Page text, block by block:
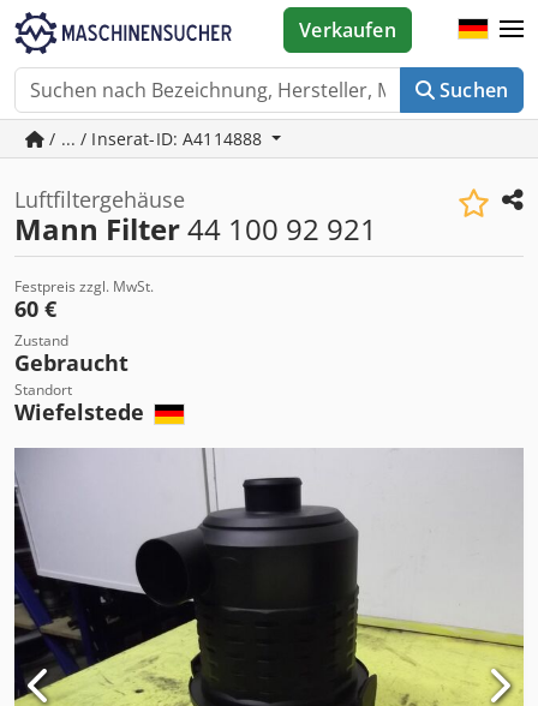
Suchen
Verkaufen
/ ... / Inserat-ID: A4114888
Luftfiltergehäuse
Mann Filter44 100 92 921
Festpreis zzgl. MwSt.
60 €
Zustand
Gebraucht
Standort
Wiefelstede